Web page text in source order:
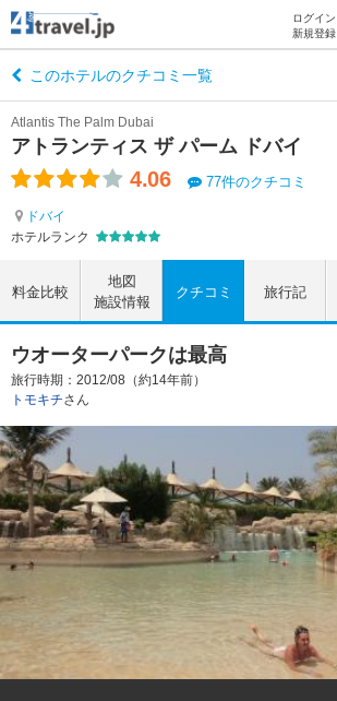
ログイン
新規登録
このホテルのクチコミ一覧
アトランティス ザ パーム ドバイ
Atlantis The Palm Dubai
4.06 77件のクチコミ
ドバイ
ホテルランク
料金比較
地図
施設情報
クチコミ 旅行記
ウオーターパークは最高
旅行時期：2012/08（約14年前）
トモキチさん